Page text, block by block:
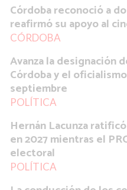
Córdoba reconoció a
reafirmó su apoyo al
CÓRDOBA
Avanza la designación
Córdoba y el
septiembre
POLÍTICA
Hernán Lacunza
en 2027 mientras el
electoral
POLÍTICA